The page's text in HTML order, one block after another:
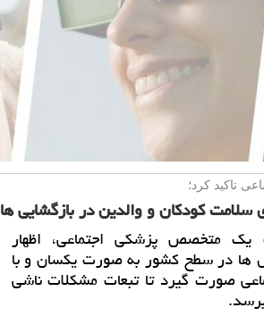
تاكید كرد؛
سلامت كودكان و والدین در بازگشایی ها
متخصص پزشكی اجتماعی، اظهار
ها در سطح كشور به صورت یكسان و با
صورت گیرد تا تبعات مشكلات ناشی